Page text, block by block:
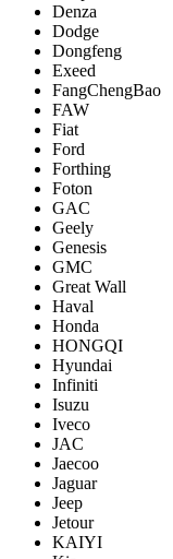
Denza
Dodge
Dongfeng
Exeed
FangChengBao
FAW
Fiat
Ford
Forthing
Foton
GAC
Geely
Genesis
GMC
Great Wall
Haval
Honda
HONGQI
Hyundai
Infiniti
Isuzu
Iveco
JAC
Jaecoo
Jaguar
Jeep
Jetour
KAIYI